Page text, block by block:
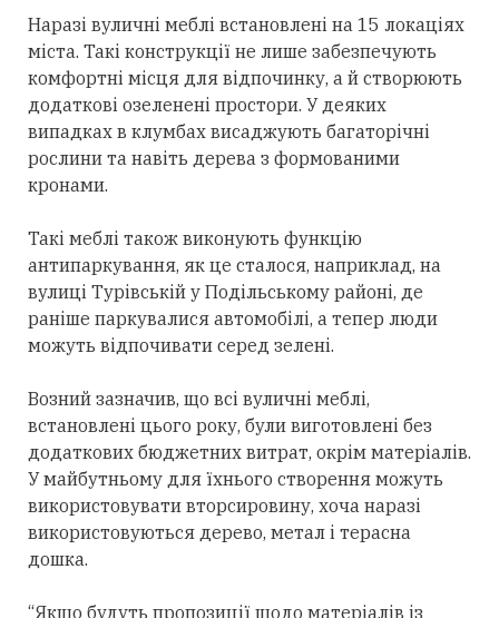
Наразі вуличні меблі встановлені на 15 локаціях
міста. Такі конструкції не лише забезпечують
комфортні місця для відпочинку, а й створюють
додаткові озеленені простори. У деяких
випадках в клумбах висаджують багаторічні
рослини та навіть дерева з формованими
кронами.
Такі меблі також виконують функцію
антипаркування, як це сталося, наприклад, на
вулиці Турівській у Подільському районі, де
раніше паркувалися автомобілі, а тепер люди
можуть відпочивати серед зелені.
Возний зазначив, що всі вуличні меблі,
встановлені цього року, були виготовлені без
додаткових бюджетних витрат, окрім матеріалів.
У майбутньому для їхнього створення можуть
використовувати вторсировину, хоча наразі
використовуються дерево, метал і терасна
дошка.
“Якщо будуть пропозиції щодо матеріалів із